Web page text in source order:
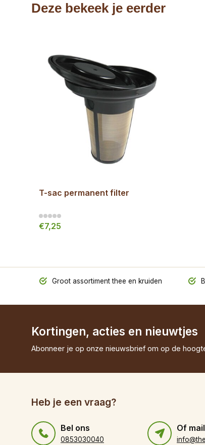
Deze bekeek je eerder
T-sac permanent filter
€7,25
Groot assortiment thee en kruiden
Kortingen, acties en nieuwtjes
Abonneer je op onze nieuwsbrief om op de
Heb je een vraag?
Bel ons
0853030040
Of